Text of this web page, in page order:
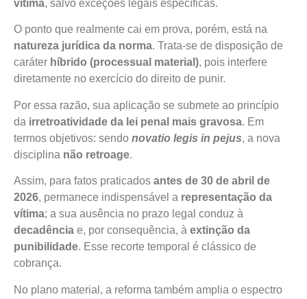
vítima, salvo exceções legais específicas.
O ponto que realmente cai em prova, porém, está na
natureza jurídica da norma. Trata-se de disposição de
caráter híbrido (processual material), pois interfere
diretamente no exercício do direito de punir.
Por essa razão, sua aplicação se submete ao princípio
da irretroatividade da lei penal mais gravosa. Em
termos objetivos: sendo novatio legis in pejus, a nova
disciplina não retroage.
Assim, para fatos praticados antes de 30 de abril de
2026, permanece indispensável a representação da
vítima; a sua ausência no prazo legal conduz à
decadência e, por consequência, à extinção da
punibilidade. Esse recorte temporal é clássico de
cobrança.
No plano material, a reforma também amplia o espectro